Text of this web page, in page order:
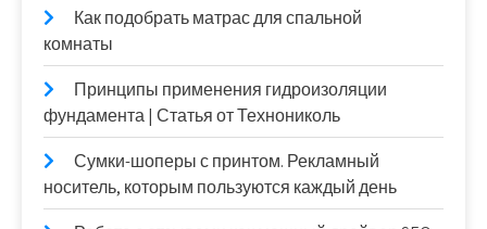
Как подобрать матрас для спальной
комнаты
Принципы применения гидроизоляции
фундамента | Статья от Технониколь
Сумки-шоперы с принтом. Рекламный
носитель, которым пользуются каждый день